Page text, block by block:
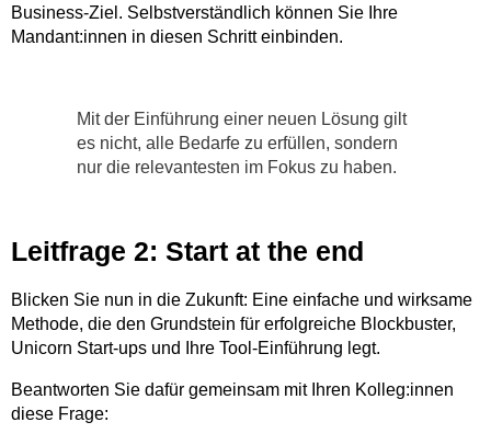
Business-Ziel. Selbstverständlich können Sie Ihre
Mandant:innen in diesen Schritt einbinden.
Mit der Einführung einer neuen Lösung gilt
es nicht, alle Bedarfe zu erfüllen, sondern
nur die relevantesten im Fokus zu haben.
Leitfrage 2: Start at the end
Blicken Sie nun in die Zukunft: Eine einfache und wirksame
Methode, die den Grundstein für erfolgreiche Blockbuster,
Unicorn Start-ups und Ihre Tool-Einführung legt.
Beantworten Sie dafür gemeinsam mit Ihren Kolleg:innen
diese Frage: